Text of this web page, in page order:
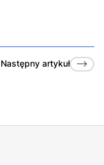
Następny artykuł